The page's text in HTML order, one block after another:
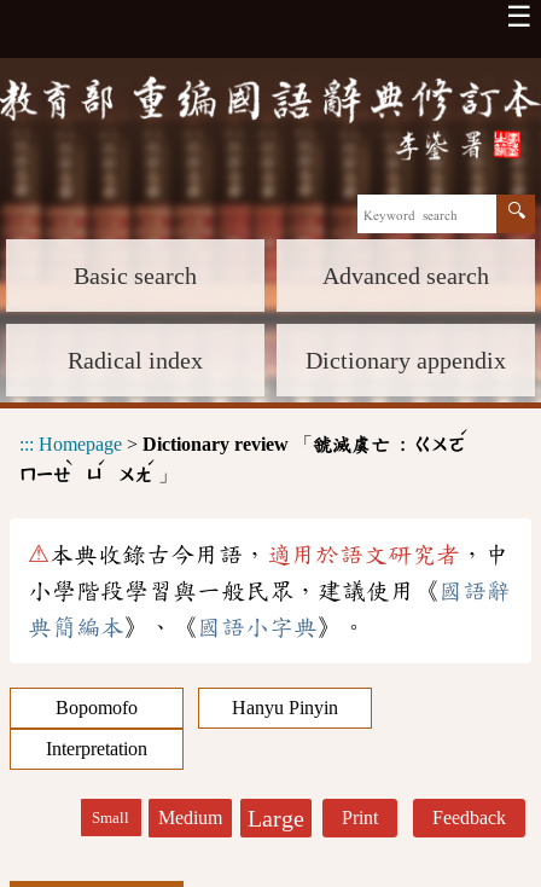
☰
Basic search Advanced search
Radical index Dictionary appendix
::: Homepage > Dictionary review 「 虢滅虞亡 : ㄍㄨㄛ
ˊ
ㄇㄧㄝ
ˋ
ㄩ
ˊ
ㄨㄤ
ˊ
」
⚠本典收錄古今用語， 適用於語文研究者 ，中
小學階段學習與一般民眾，建議使用《 國語辭
典簡編本》、《 國語小字典》。
Bopomofo
Hanyu Pinyin
Interpretation
Small Medium Large Print Feedback